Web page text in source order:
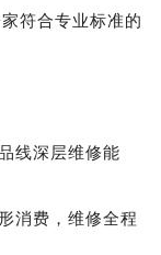
符合专业标准的
线深层维修能
消费，维修全程